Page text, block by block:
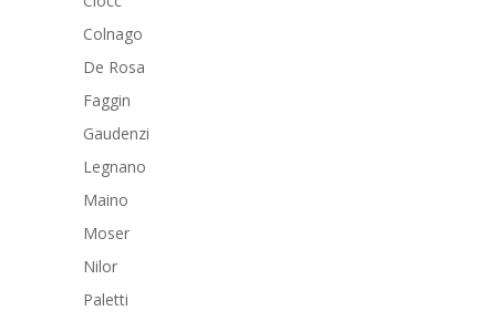
Colnago
De Rosa
Faggin
Gaudenzi
Legnano
Maino
Moser
Nilor
Paletti